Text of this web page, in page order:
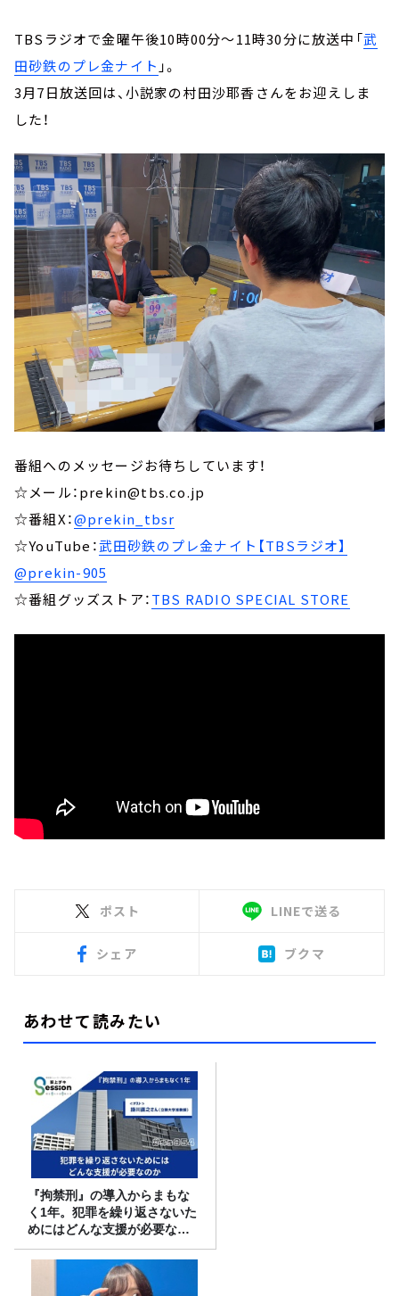
TBSラジオで金曜午後10時00分～11時30分に放送中「武
田砂鉄のプレ金ナイト 」。
3月7日放送回は、小説家の村田沙耶香さんをお迎えしま
した！
番組へのメッセージお待ちしています！
☆メール：prekin@tbs.co.jp
☆番組X：@prekin_tbsr
☆YouTube：武田砂鉄のプレ金ナイト【TBSラジオ】
@prekin-905
☆番組グッズストア：TBS RADIO SPECIAL STORE
ポスト LINEで送る
シェア ブクマ
あわせて読みたい
『拘禁刑』の導入からまもな
く1年。犯罪を繰り返さないた
めにはどんな支援が必要なの
か